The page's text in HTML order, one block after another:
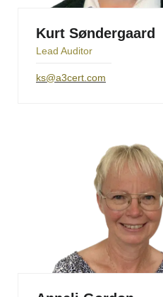
Kurt Søndergaard
Lead Auditor
ks@a3cert.com